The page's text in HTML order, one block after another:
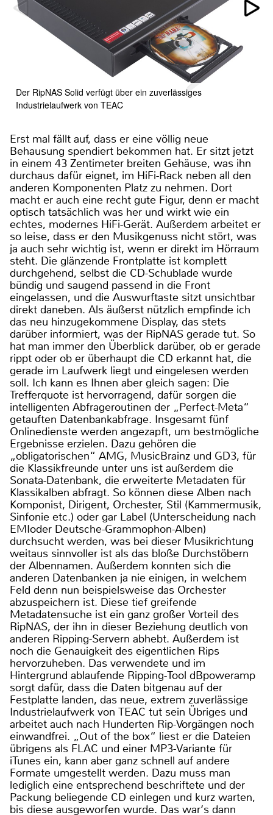
Der RipNAS Solid verfügt über ein zuverlässiges
Industrielaufwerk von TEAC
Erst mal fällt auf, dass er eine völlig neue
Behausung spendiert bekommen hat. Er sitzt jetzt
in einem 43 Zentimeter breiten Gehäuse, was ihn
durchaus dafür eignet, im HiFi-Rack neben all den
anderen Komponenten Platz zu nehmen. Dort
macht er auch eine recht gute Figur, denn er macht
optisch tatsächlich was her und wirkt wie ein
echtes, modernes HiFi-Gerät. Außerdem arbeitet er
so leise, dass er den Musikgenuss nicht stört, was
ja auch sehr wichtig ist, wenn er direkt im Hörraum
steht. Die glänzende Frontplatte ist komplett
durchgehend, selbst die CD-Schublade wurde
bündig und saugend passend in die Front
eingelassen, und die Auswurftaste sitzt unsichtbar
direkt daneben. Als äußerst nützlich empfinde ich
das neu hinzugekommene Display, das stets
darüber informiert, was der RipNAS gerade tut. So
hat man immer den Überblick darüber, ob er gerade
rippt oder ob er überhaupt die CD erkannt hat, die
gerade im Laufwerk liegt und eingelesen werden
soll. Ich kann es Ihnen aber gleich sagen: Die
Trefferquote ist hervorragend, dafür sorgen die
intelligenten Abfrageroutinen der „Perfect-Meta“
getauften Datenbankabfrage. Insgesamt fünf
Onlinedienste werden angezapft, um bestmögliche
Ergebnisse erzielen. Dazu gehören die
„obligatorischen“ AMG, MusicBrainz und GD3, für
die Klassikfreunde unter uns ist außerdem die
Sonata-Datenbank, die erweiterte Metadaten für
Klassikalben abfragt. So können diese Alben nach
Komponist, Dirigent, Orchester, Stil (Kammermusik,
Sinfonie etc.) oder gar Label (Unterscheidung nach
EMIoder Deutsche-Grammophon-Alben)
durchsucht werden, was bei dieser Musikrichtung
weitaus sinnvoller ist als das bloße Durchstöbern
der Albennamen. Außerdem konnten sich die
anderen Datenbanken ja nie einigen, in welchem
Feld denn nun beispielsweise das Orchester
abzuspeichern ist. Diese tief greifende
Metadatensuche ist ein ganz großer Vorteil des
RipNAS, der ihn in dieser Beziehung deutlich von
anderen Ripping-Servern abhebt. Außerdem ist
noch die Genauigkeit des eigentlichen Rips
hervorzuheben. Das verwendete und im
Hintergrund ablaufende Ripping-Tool dBpoweramp
sorgt dafür, dass die Daten bitgenau auf der
Festplatte landen, das neue, extrem zuverlässige
Industrielaufwerk von TEAC tut sein Übriges und
arbeitet auch nach Hunderten Rip-Vorgängen noch
einwandfrei. „Out of the box“ liest er die Dateien
übrigens als FLAC und einer MP3-Variante für
iTunes ein, kann aber ganz schnell auf andere
Formate umgestellt werden. Dazu muss man
lediglich eine entsprechend beschriftete und der
Packung beliegende CD einlegen und kurz warten,
bis diese ausgeworfen wurde. Das war‘s dann